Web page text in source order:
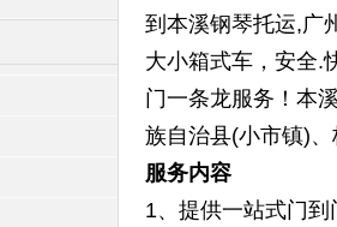
到本溪钢琴托运,广
大小箱式车，安全.
门一条龙服务！本
族自治县(小市镇)
服务内容
1、提供一站式门